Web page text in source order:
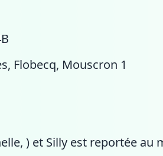
Flobecq, Mouscron 1
) et Silly est reportée au